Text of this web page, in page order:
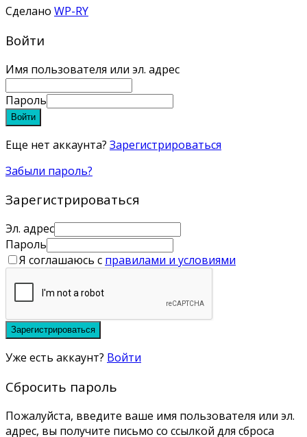
Сделано WP-RY
Войти
Имя пользователя или эл. адрес
Пароль
Войти
Еще нет аккаунта? Зарегистрироваться
Забыли пароль?
Зарегистрироваться
Эл. адрес
Пароль
Я соглашаюсь с правилами и условиями
Зарегистрироваться
Уже есть аккаунт? Войти
Сбросить пароль
Пожалуйста, введите ваше имя пользователя или эл.
адрес, вы получите письмо со ссылкой для сброса